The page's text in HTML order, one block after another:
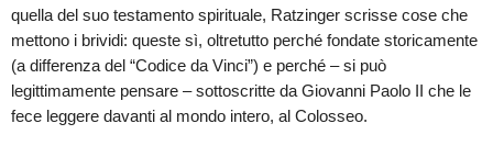
quella del suo testamento spirituale, Ratzinger scrisse cose che
mettono i brividi: queste sì, oltretutto perché fondate storicamente
(a differenza del “Codice da Vinci”) e perché – si può
legittimamente pensare – sottoscritte da Giovanni Paolo II che le
fece leggere davanti al mondo intero, al Colosseo.